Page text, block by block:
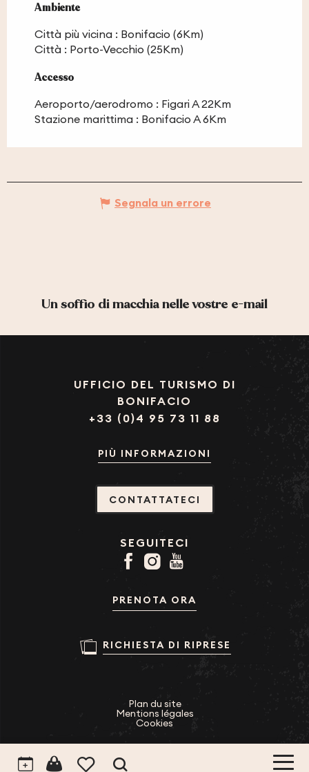
Ambiente
Ambiente
Città più vicina : Bonifacio (6Km)
Città : Porto-Vecchio (25Km)
Accesso
Accesso
Aeroporto/aerodromo : Figari A 22Km
Stazione marittima : Bonifacio A 6Km
Segnala un errore
Un soffio di macchia nelle vostre e-mail
UFFICIO DEL TURISMO DI
BONIFACIO
+33 (0)4 95 73 11 88
PIÙ INFORMAZIONI
CONTATTATECI
SEGUITECI
PRENOTA ORA
RICHIESTA DI RIPRESE
Plan du site
Mentions légales
Cookies